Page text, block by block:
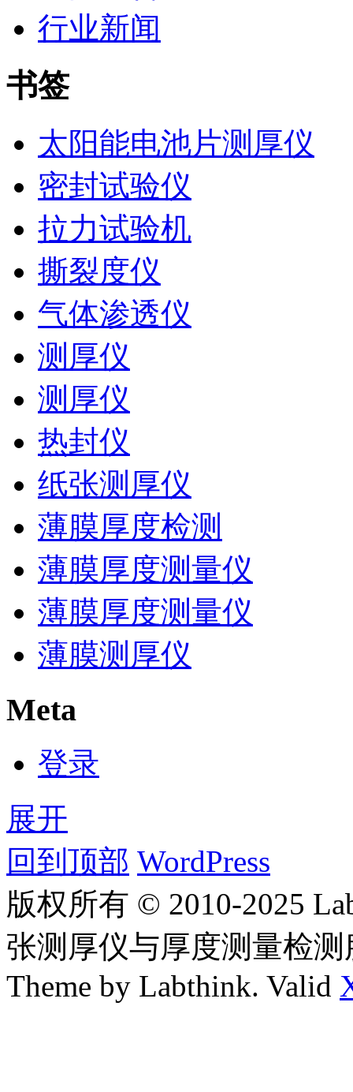
行业新闻
书签
太阳能电池片测厚仪
密封试验仪
拉力试验机
撕裂度仪
气体渗透仪
测厚仪
测厚仪
热封仪
纸张测厚仪
薄膜厚度检测
薄膜厚度测量仪
薄膜厚度测量仪
薄膜测厚仪
Meta
登录
展开
回到顶部 WordPress
版权所有 © 2010-2025
张测厚仪与厚度测量检
Theme by Labthink. Valid